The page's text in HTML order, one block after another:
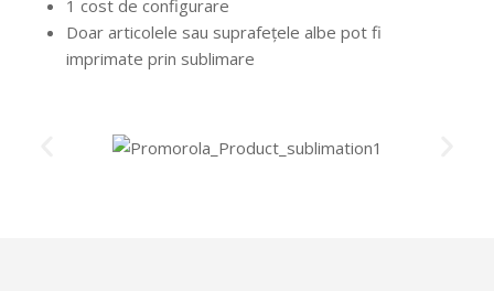
1 cost de configurare
Doar articolele sau suprafețele albe pot fi
imprimate prin sublimare